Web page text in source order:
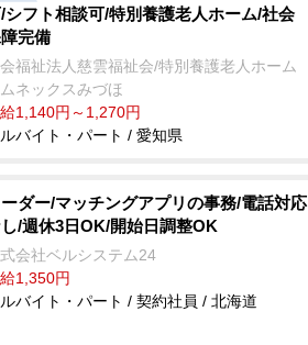
シフト相談可/特別養護老人ホーム/社会
完備
福祉法人慈雲福祉会/特別養護老人ホーム
ネックスみづほ
1,140円～1,270円
バイト・パート / 愛知県
ーダー/マッチングアプリの事務/電話対応
/週休3日OK/開始日調整OK
会社ベルシステム24
1,350円
バイト・パート / 契約社員 / 北海道